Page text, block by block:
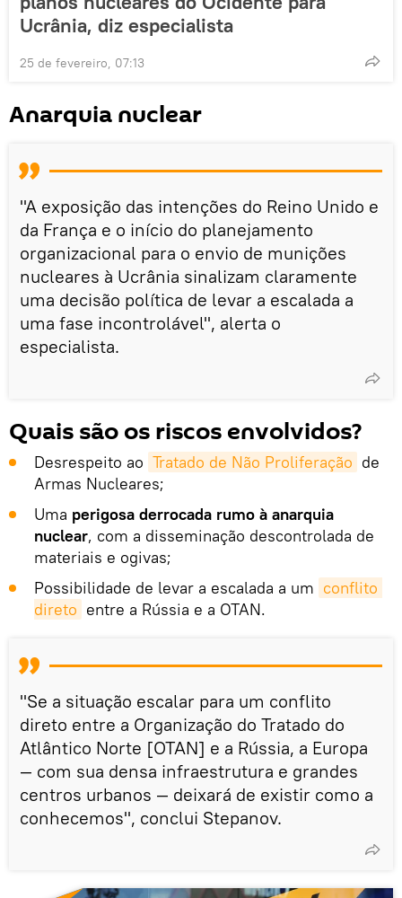
Ucrânia, diz especialista
25 de fevereiro, 07:13
Anarquia nuclear
"A exposição das intenções do Reino Unido e
da França e o início do planejamento
organizacional para o envio de munições
nucleares à Ucrânia sinalizam claramente
uma decisão política de levar a escalada a
uma fase incontrolável", alerta o
especialista.
Quais são os riscos envolvidos?
Desrespeito ao Tratado de Não Proliferação de
Armas Nucleares;
Uma perigosa derrocada rumo à anarquia
nuclear, com a disseminação descontrolada de
materiais e ogivas;
Possibilidade de levar a escalada a um conflito
direto entre a Rússia e a OTAN.
"Se a situação escalar para um conflito
direto entre a Organização do Tratado do
Atlântico Norte [OTAN] e a Rússia, a Europa
— com sua densa infraestrutura e grandes
centros urbanos — deixará de existir como a
conhecemos", conclui Stepanov.